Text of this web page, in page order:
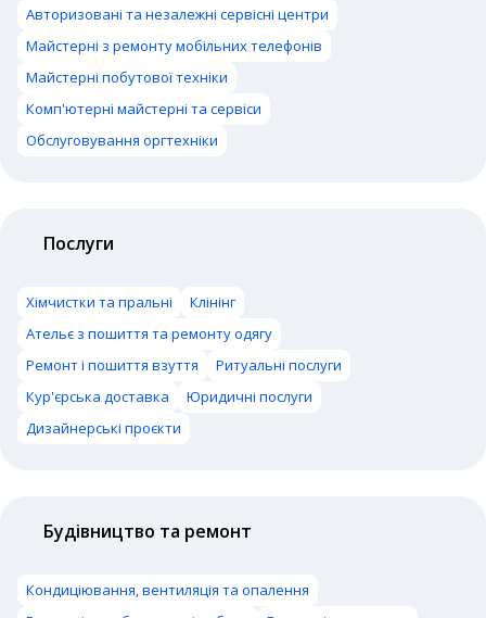
Авторизовані та незалежні сервісні центри
Майстерні з ремонту мобільних телефонів
Майстерні побутової техніки
Комп'ютерні майстерні та сервіси
Обслуговування оргтехніки
Послуги
Хімчистки та пральні
Клінінг
Ательє з пошиття та ремонту одягу
Ремонт і пошиття взуття
Ритуальні послуги
Кур'єрська доставка
Юридичні послуги
Дизайнерські проєкти
Будівництво та ремонт
Кондиціювання, вентиляція та опалення